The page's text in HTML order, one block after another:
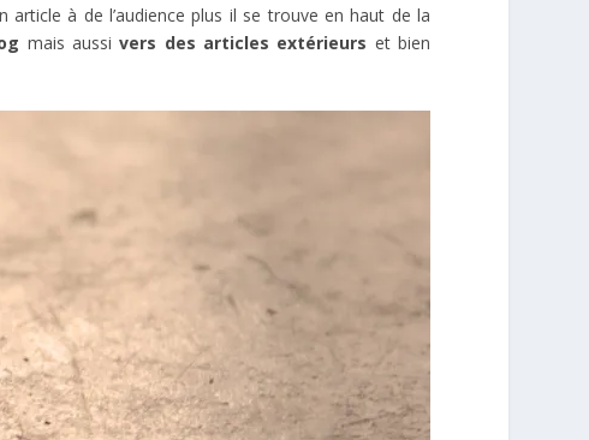
à de l’audience plus il se trouve en haut de la
mais aussivers des articles extérieurs et bien